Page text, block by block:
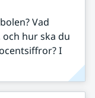
Vad
och hur ska du
I